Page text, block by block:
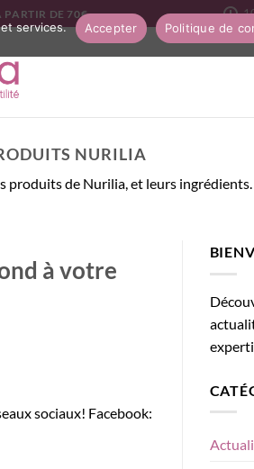
PARTIR DE 70€
NURILIA
produits de Nurilia, et leurs ingrédients.
à votre
sociaux! Facebook:
services. Accepter Politique de